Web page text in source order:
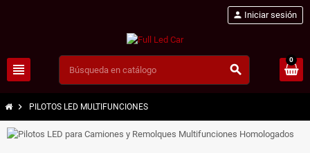
view_headline search
person Iniciar sesión
0
chevron_right PILOTOS LED MULTIFUNCIONES